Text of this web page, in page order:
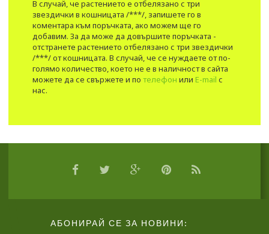
В случай, че растението е отбелязано с три
звездички в кошницата /***/, запишете го в
коментара към поръчката, ако можем ще го
добавим. За да може да довършите поръчката -
отстранете растението отбелязано с три звездички
/***/ от кошницата. В случай, че се нуждаете от по-
голямо количество, което не е в наличност в сайта
можете да се свържете и по телефон или E-mail с
нас.
АБОНИРАЙ СЕ ЗА НОВИНИ: